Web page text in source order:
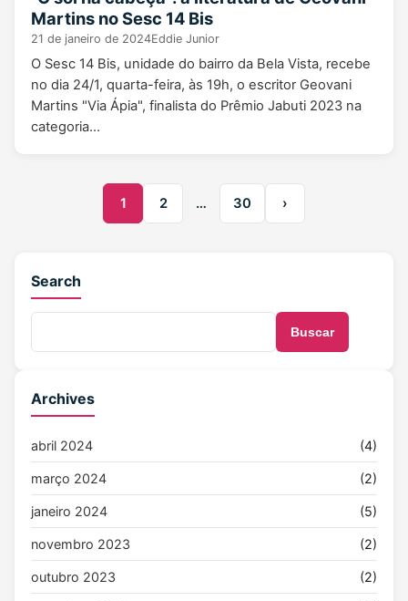
Martins no Sesc 14 Bis
21 de janeiro de 2024Eddie Junior
O Sesc 14 Bis, unidade do bairro da Bela Vista, recebe
no dia 24/1, quarta-feira, às 19h, o escritor Geovani
Martins "Via Ápia", finalista do Prêmio Jabuti 2023 na
categoria…
1 2 … 30 ›
Search
Buscar
Archives
abril 2024 (4)
março 2024 (2)
janeiro 2024 (5)
novembro 2023 (2)
outubro 2023 (2)